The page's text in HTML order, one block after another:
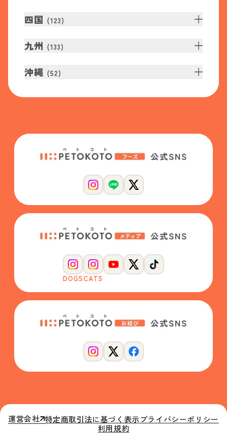
四国 (123)
九州 (133)
沖縄 (52)
DOGSCATS
運営会社 特定商取引法に基づく表示プライバシーポリシー
利用規約